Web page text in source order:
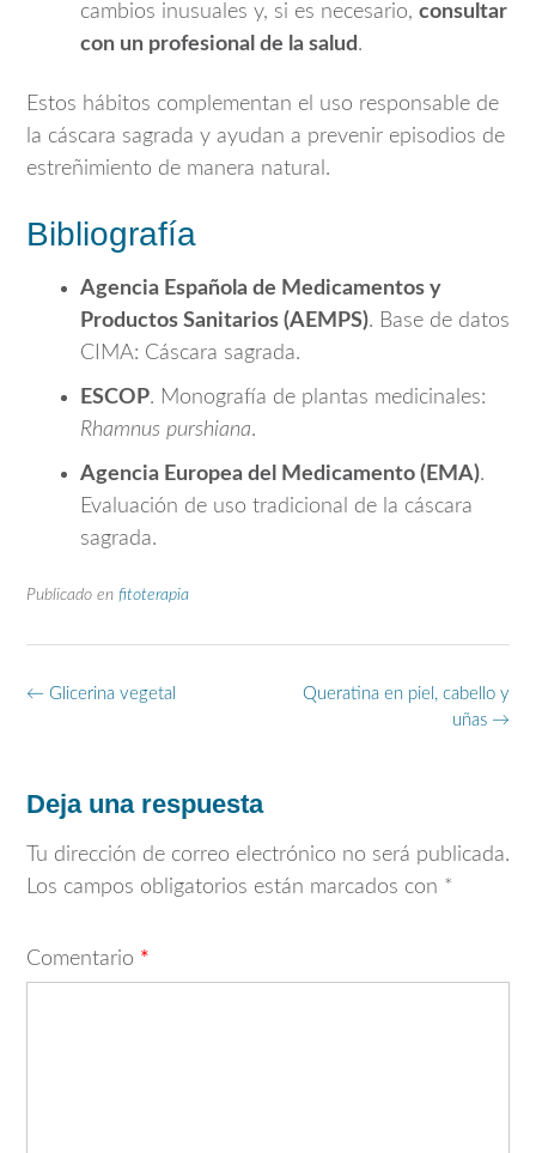
cambios inusuales y, si es necesario, consultar
con un profesional de la salud.
Estos hábitos complementan el uso responsable de
la cáscara sagrada y ayudan a prevenir episodios de
estreñimiento de manera natural.
Bibliografía
Agencia Española de Medicamentos y
Productos Sanitarios (AEMPS). Base de datos
CIMA: Cáscara sagrada.
ESCOP. Monografía de plantas medicinales:
Rhamnus purshiana.
Agencia Europea del Medicamento (EMA).
Evaluación de uso tradicional de la cáscara
sagrada.
Publicado en fitoterapia
Navegación
Queratina en piel, cabello y
uñas →
← Glicerina vegetal
Deja una respuesta
Tu dirección de correo electrónico no será publicada.
Los campos obligatorios están marcados con *
Comentario *